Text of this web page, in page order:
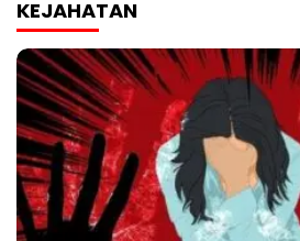
KEJAHATAN